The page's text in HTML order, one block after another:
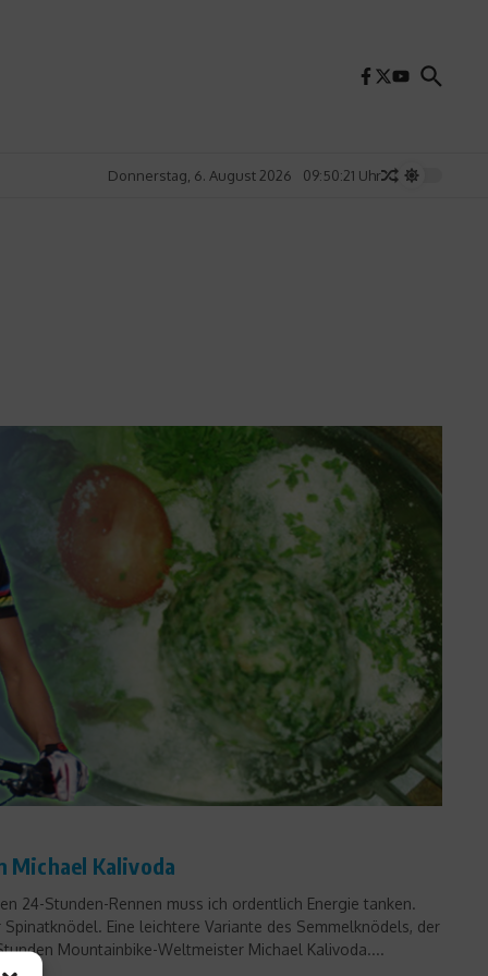
Donnerstag, 6. August 2026 09:50:22 Uhr
Michael Kalivoda
24-Stunden-Rennen muss ich ordentlich Energie tanken.
Eine leichtere Variante des Semmelknödels, der
Mountainbike-Weltmeister Michael Kalivoda....